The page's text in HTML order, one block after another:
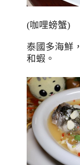
(咖哩螃蟹)
泰國多海鮮
和蝦 。